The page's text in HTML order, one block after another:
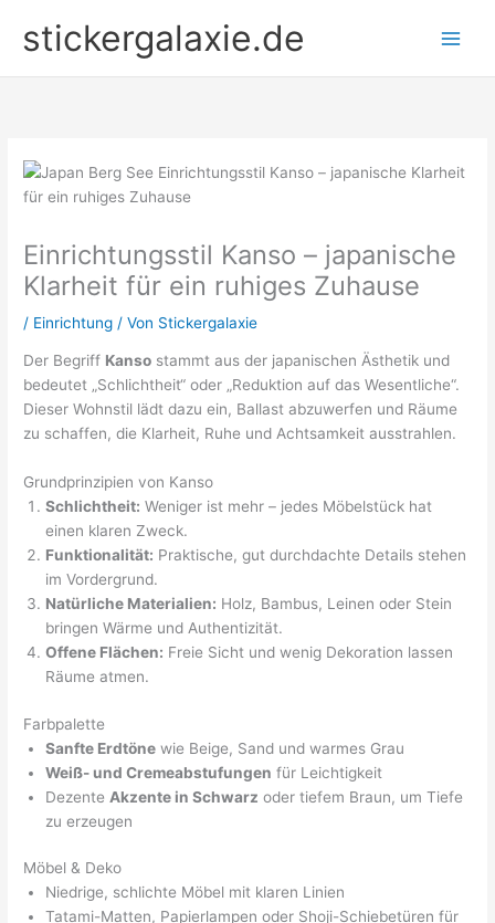
Inhaltstickergalaxie.de
Einrichtungsstil Kanso – japanische
Klarheit für ein ruhiges Zuhause
/ Einrichtung / Von Stickergalaxie
Der Begriff Kanso stammt aus der japanischen Ästhetik und
bedeutet „Schlichtheit“ oder „Reduktion auf das Wesentliche“.
Dieser Wohnstil lädt dazu ein, Ballast abzuwerfen und Räume
zu schaffen, die Klarheit, Ruhe und Achtsamkeit ausstrahlen.
Grundprinzipien von Kanso
Schlichtheit: Weniger ist mehr – jedes Möbelstück hat
einen klaren Zweck.
Funktionalität: Praktische, gut durchdachte Details stehen
im Vordergrund.
Natürliche Materialien: Holz, Bambus, Leinen oder Stein
bringen Wärme und Authentizität.
Offene Flächen: Freie Sicht und wenig Dekoration lassen
Räume atmen.
Farbpalette
Sanfte Erdtöne wie Beige, Sand und warmes Grau
Weiß- und Cremeabstufungen für Leichtigkeit
Dezente Akzente in Schwarz oder tiefem Braun, um Tiefe
zu erzeugen
Möbel & Deko
Niedrige, schlichte Möbel mit klaren Linien
Tatami-Matten, Papierlampen oder Shoji-Schiebetüren für